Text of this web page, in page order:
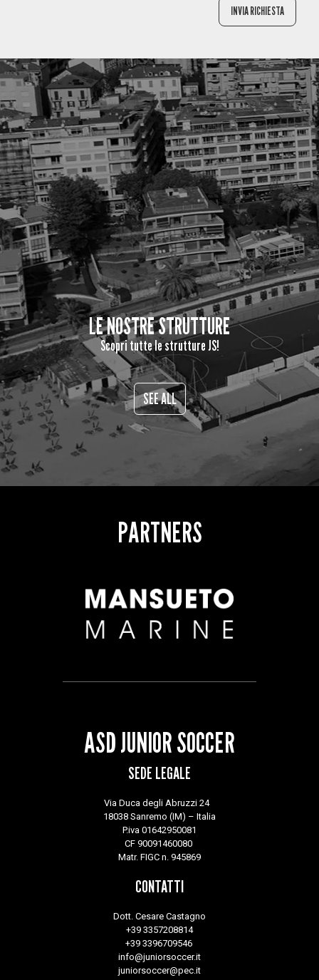
LE NOSTRE STRUTTURE
Scopri tutte le strutture JS!
SEE ALL
PARTNERS
ASD JUNIOR SOCCER
SEDE LEGALE
Via Duca degli Abruzzi 24
18038 Sanremo (IM) – Italia
P.iva 01642950081
CF 90091460080
Matr. FIGC n. 945869
CONTATTI
Dott. Cesare Castagno
+39 3357208814
+39 3396709546
info@juniorsoccer.it
juniorsoccer@pec.it